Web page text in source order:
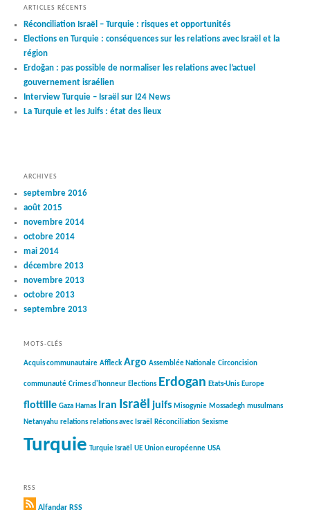
ARTICLES RÉCENTS
Réconciliation Israël – Turquie : risques et opportunités
Elections en Turquie : conséquences sur les relations avec Israël et la
région
Erdoğan : pas possible de normaliser les relations avec l’actuel
gouvernement israélien
Interview Turquie – Israël sur I24 News
La Turquie et les Juifs : état des lieux
ARCHIVES
septembre 2016
août 2015
novembre 2014
octobre 2014
mai 2014
décembre 2013
novembre 2013
octobre 2013
septembre 2013
MOTS-CLÉS
Acquis communautaire Affleck Argo Assemblée Nationale Circoncision
communauté Crimes d'honneur Elections Erdogan Etats-Unis Europe
flottille Gaza Hamas Iran Israël juifs Misogynie Mossadegh musulmans
Netanyahu relations relations avec Israël Réconciliation Sexisme
Turquie Turquie Israël UE Union européenne USA
RSS
Alfandar RSS